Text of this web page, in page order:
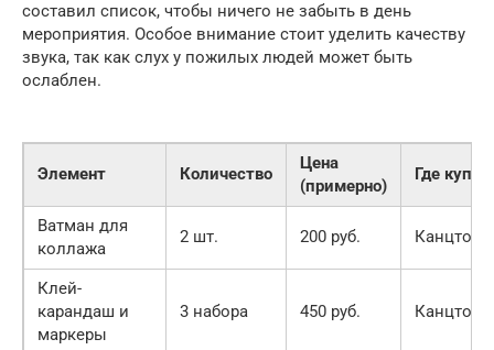
составил список, чтобы ничего не забыть в день
мероприятия. Особое внимание стоит уделить качеству
звука, так как слух у пожилых людей может быть
ослаблен.
Элемент Количество
Цена
(примерно)
Где
Ватман для
коллажа
2 шт. 200 руб.
Клей-
карандаш и
маркеры
3 набора 450 руб.